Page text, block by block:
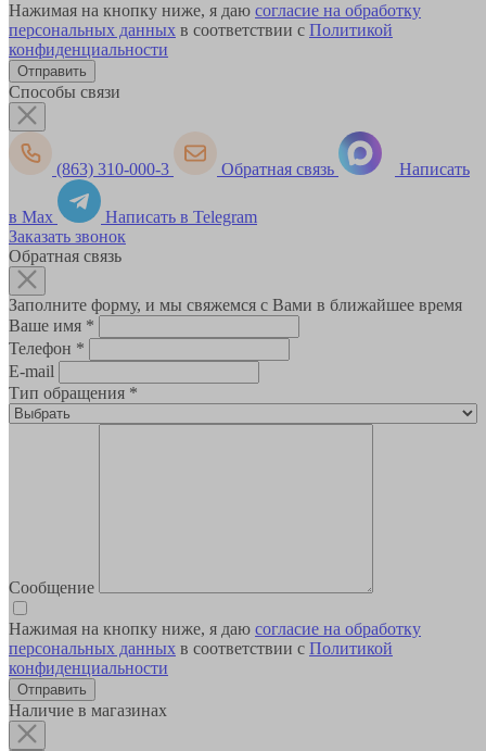
Нажимая на кнопку ниже, я даю согласие на обработку
персональных данных в соответствии с Политикой
конфиденциальности
Способы связи
(863) 310-000-3 Обратная связь Написать
в Max
Написать в Telegram
Заказать звонок
Обратная связь
Заполните форму, и мы свяжемся с Вами в ближайшее время
Ваше имя *
Телефон *
E-mail
Тип обращения *
Сообщение
Нажимая на кнопку ниже, я даю согласие на обработку
персональных данных в соответствии с Политикой
конфиденциальности
Наличие в магазинах